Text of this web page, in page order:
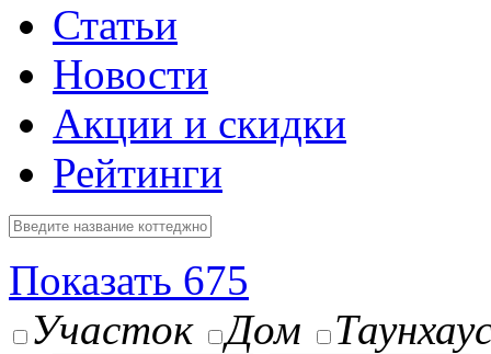
Статьи
Новости
Акции и скидки
Рейтинги
Показать 675
Участок
Дом